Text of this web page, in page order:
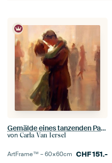
Gemälde eines tanzenden Paares in warmen Farben
von Carla Van Iersel
ArtFrame™ –60×60cm CHF151.-